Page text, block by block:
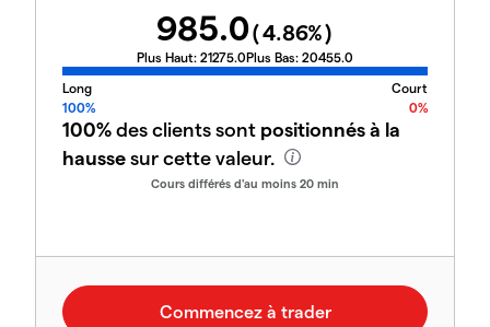
985.0(4.86%)
Plus Haut: 21275.0Plus Bas: 20455.0
Long
Court
100%
0%
100%des clients sont positionnés à la
haussesur cette valeur.
Cours différés d'au moins 20 min